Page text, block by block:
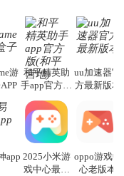
游 和平精英助
手app官方版
(和平营地)
uu加速器官
方最新版本
app 2025小米游
戏中心最新
oppo游戏中
心老版本